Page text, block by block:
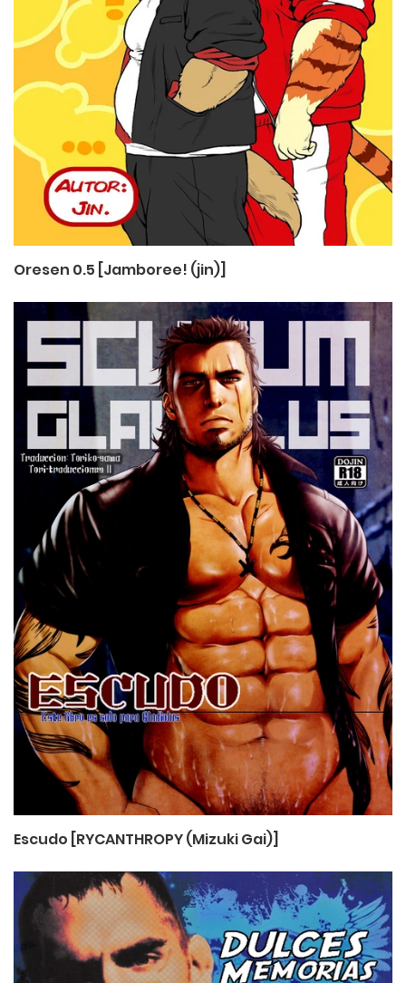
Oresen 0.5 [Jamboree! (jin)]
Escudo [RYCANTHROPY (Mizuki Gai)]